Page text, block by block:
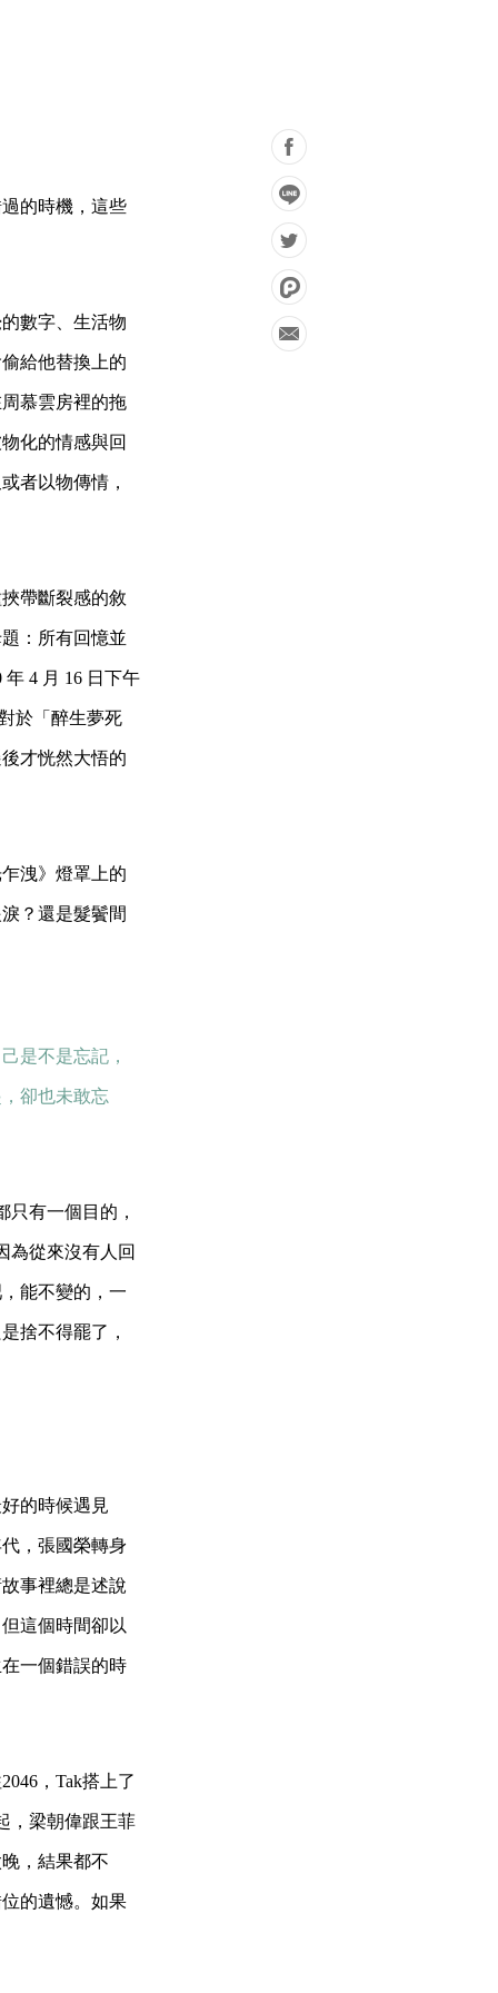
的時機，這些
數字、生活物
給他替換上的
慕雲房裡的拖
化的情感與回
者以物傳情，
帶斷裂感的敘
：所有回憶並
4 月 16 日下午
於「醉生夢死
才恍然大悟的
洩》燈罩上的
？還是髮鬢間
是不是忘記，
卻也未敢忘
只有一個目的，
為從來沒有人回
能不變的，一
捨不得罷了，
的時候遇見
，張國榮轉身
事裡總是述說
這個時間卻以
一個錯誤的時
，Tak搭上了
，梁朝偉跟王菲
，結果都不
的遺憾。如果